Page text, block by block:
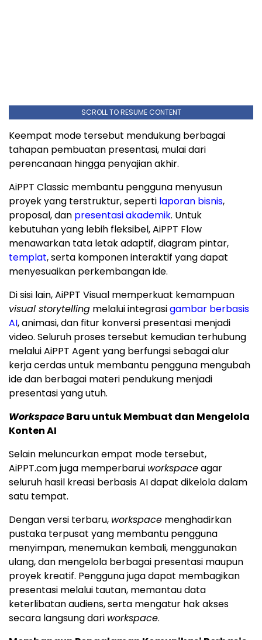
SCROLL TO RESUME CONTENT
Keempat mode tersebut mendukung berbagai
tahapan pembuatan presentasi, mulai dari
perencanaan hingga penyajian akhir.
AiPPT Classic membantu pengguna menyusun
proyek yang terstruktur, seperti laporan bisnis,
proposal, dan presentasi akademik. Untuk
kebutuhan yang lebih fleksibel, AiPPT Flow
menawarkan tata letak adaptif, diagram pintar,
templat, serta komponen interaktif yang dapat
menyesuaikan perkembangan ide.
Di sisi lain, AiPPT Visual memperkuat kemampuan
visual storytelling melalui integrasigambar berbasis
AI, animasi, dan fitur konversi presentasi menjadi
video. Seluruh proses tersebut kemudian terhubung
melalui AiPPT Agent yang berfungsi sebagai alur
kerja cerdas untuk membantu pengguna mengubah
ide dan berbagai materi pendukung menjadi
presentasi yang utuh.
WorkspaceBaru untuk Membuat dan Mengelola
Konten AI
Selain meluncurkan empat mode tersebut,
AiPPT.com juga memperbarui workspaceagar
seluruh hasil kreasi berbasis AI dapat dikelola dalam
satu tempat.
Dengan versi terbaru, workspace menghadirkan
pustaka terpusat yang membantu pengguna
menyimpan, menemukan kembali, menggunakan
ulang, dan mengelola berbagai presentasi maupun
proyek kreatif. Pengguna juga dapat membagikan
presentasi melalui tautan, memantau data
keterlibatan audiens, serta mengatur hak akses
secara langsung dari workspace.